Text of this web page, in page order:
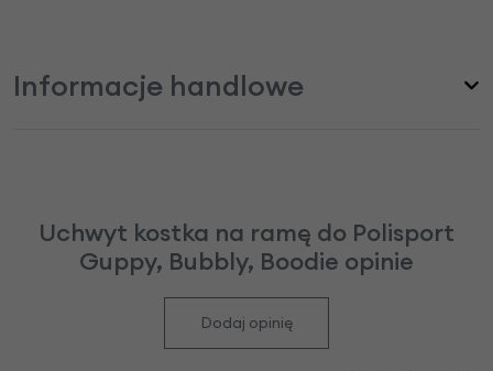
Informacje handlowe
Uchwyt kostka na ramę do Polisport
Guppy, Bubbly, Boodie opinie
Dodaj opinię